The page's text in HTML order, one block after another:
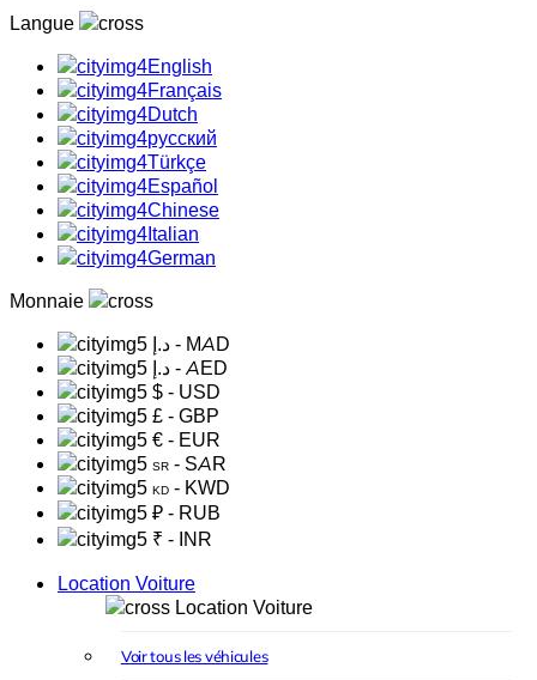
Langue
English
Français
Dutch
русский
Türkçe
Español
Chinese
Italian
German
Monnaie
د.إ - MAD
د.إ - AED
$ - USD
£ - GBP
€ - EUR
SR - SAR
KD - KWD
₽ - RUB
₹ - INR
Location Voiture
Location Voiture
Voir tous les véhicules